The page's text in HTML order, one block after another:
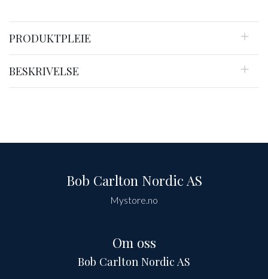
PRODUKTPLEIE
BESKRIVELSE
Bob Carlton Nordic AS
Mystore.no
Om oss
Bob Carlton Nordic AS